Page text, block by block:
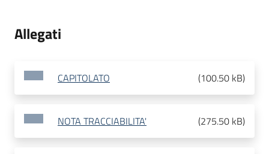
Allegati
CAPITOLATO (100.50 kB)
NOTA TRACCIABILITA' (275.50 kB)